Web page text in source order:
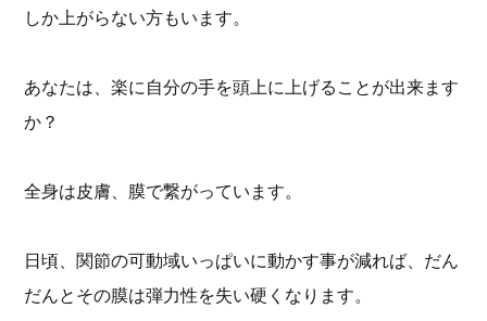
しか上がらない方もいます。
あなたは、楽に自分の手を頭上に上げることが出来ます
か？
全身は皮膚、膜で繋がっています。
日頃、関節の可動域いっぱいに動かす事が減れば、だん
だんとその膜は弾力性を失い硬くなります。